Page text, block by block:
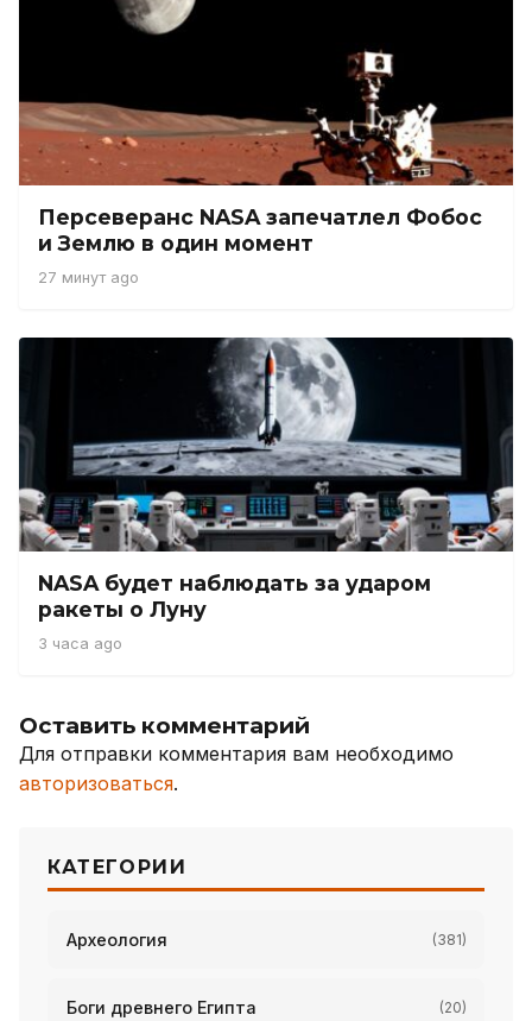
Персеверанс NASA запечатлел Фобос
и Землю в один момент
27 минут ago
NASA будет наблюдать за ударом
ракеты о Луну
3 часа ago
Оставить комментарий
Для отправки комментария вам необходимо
авторизоваться.
КАТЕГОРИИ
Археология (381)
Боги древнего Египта (20)